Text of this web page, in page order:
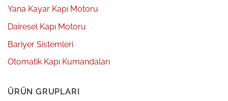
Yana Kayar Kapı Motoru
Dairesel Kapı Motoru
Bariyer Sistemleri
Otomatik Kapı Kumandaları
ÜRÜN GRUPLARI